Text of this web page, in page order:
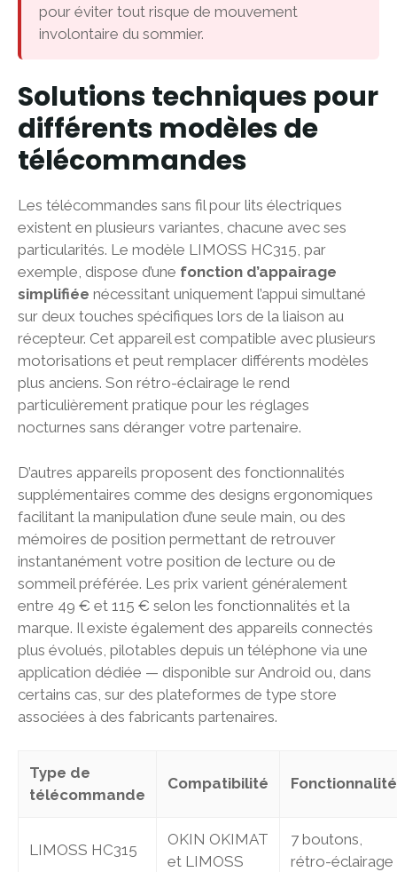
pour éviter tout risque de mouvement
involontaire du sommier.
Solutions techniques pour
différents modèles de
télécommandes
Les télécommandes sans fil pour lits électriques
existent en plusieurs variantes, chacune avec ses
particularités. Le modèle LIMOSS HC315, par
exemple, dispose d’une fonction d’appairage
simplifiée nécessitant uniquement l’appui simultané
sur deux touches spécifiques lors de la liaison au
récepteur. Cet appareil est compatible avec plusieurs
motorisations et peut remplacer différents modèles
plus anciens. Son rétro-éclairage le rend
particulièrement pratique pour les réglages
nocturnes sans déranger votre partenaire.
D’autres appareils proposent des fonctionnalités
supplémentaires comme des designs ergonomiques
facilitant la manipulation d’une seule main, ou des
mémoires de position permettant de retrouver
instantanément votre position de lecture ou de
sommeil préférée. Les prix varient généralement
entre 49 € et 115 € selon les fonctionnalités et la
marque. Il existe également des appareils connectés
plus évolués, pilotables depuis un téléphone via une
application dédiée — disponible sur Android ou, dans
certains cas, sur des plateformes de type store
associées à des fabricants partenaires.
Type de
télécommande
Compatibilité
LIMOSS HC315
OKIN OKIMAT
et LIMOSS
7 boutons,
rétro-éclairage